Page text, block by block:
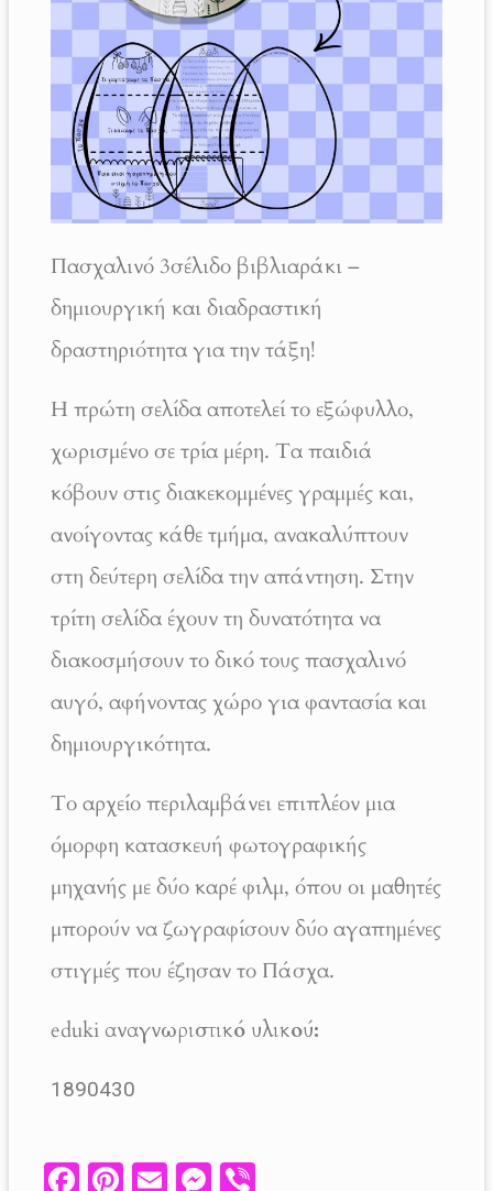
Πασχαλινό 3σέλιδο βιβλιαράκι –
δημιουργική και διαδραστική
δραστηριότητα για την τάξη!
Η πρώτη σελίδα αποτελεί το εξώφυλλο,
χωρισμένο σε τρία μέρη. Τα παιδιά
κόβουν στις διακεκομμένες γραμμές και,
ανοίγοντας κάθε τμήμα, ανακαλύπτουν
στη δεύτερη σελίδα την απάντηση. Στην
τρίτη σελίδα έχουν τη δυνατότητα να
διακοσμήσουν το δικό τους πασχαλινό
αυγό, αφήνοντας χώρο για φαντασία και
δημιουργικότητα.
Το αρχείο περιλαμβάνει επιπλέον μια
όμορφη κατασκευή φωτογραφικής
μηχανής με δύο καρέ φιλμ, όπου οι μαθητές
μπορούν να ζωγραφίσουν δύο αγαπημένες
στιγμές που έζησαν το Πάσχα.
eduki αναγνωριστικό υλικού:
1890430
Fa Pi E M